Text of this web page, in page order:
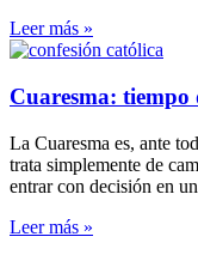
Leer más »
Cuaresma:
La Cuaresma es, ante
trata simplemente de
entrar con decisión en
Leer más »